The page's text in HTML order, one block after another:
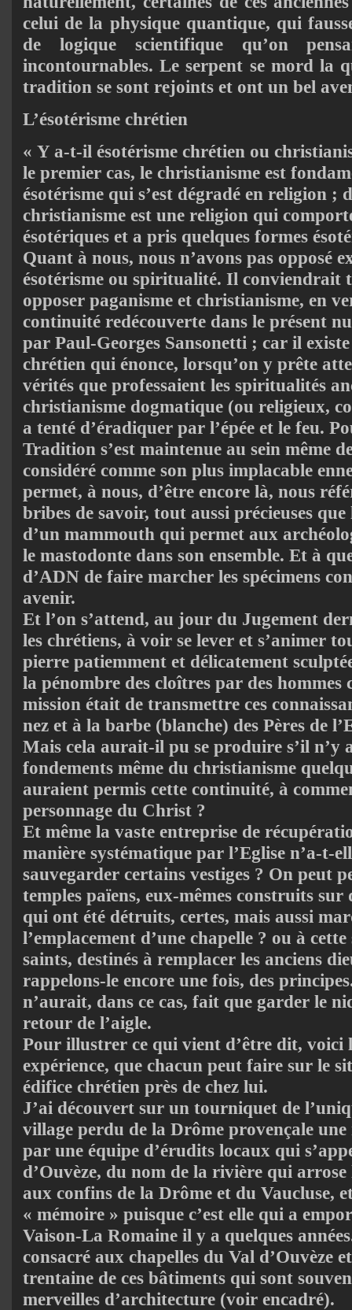
celui de la physique quantique, qui
de logique scientifique qu’on
incontournables. Le serpent se mord la
tradition se sont rejoints et ont un bel
L’ésotérisme chrétien
« Y a-t-il ésotérisme chrétien ou
le premier cas, le christianisme est
ésotérisme qui s’est dégradé en religion ;
christianisme est une religion qui
ésotériques et a pris quelques formes
Quant à nous, nous n’avons pas opposé
ésotérisme ou spiritualité. Il conviendrait
opposer paganisme et christianisme, en
continuité redécouverte dans le présent
par Paul-Georges Sansonetti ; car il
chrétien qui énonce, lorsqu’on y prête
vérités que professaient les spiritualités
christianisme dogmatique (ou religieux,
a tenté d’éradiquer par l’épée et le feu.
Tradition s’est maintenue au sein même
considéré comme son plus implacable
permet, à nous, d’être encore là, nous
bribes de savoir, tout aussi précieuses
d’un mammouth qui permet aux
le mastodonte dans son ensemble. Et à
d’ADN de faire marcher les spécimens
avenir.
Et l’on s’attend, au jour du Jugement
les chrétiens, à voir se lever et s’animer
pierre patiemment et délicatement
la pénombre des cloîtres par des
mission était de transmettre ces
nez et à la barbe (blanche) des Pères de
Mais cela aurait-il pu se produire s’il n’y
fondements même du christianisme
auraient permis cette continuité, à
personnage du Christ ?
Et même la vaste entreprise de
manière systématique par l’Eglise n’a-t-
sauvegarder certains vestiges ? On peut
temples païens, eux-mêmes construits
qui ont été détruits, certes, mais aussi
l’emplacement d’une chapelle ? ou à
saints, destinés à remplacer les anciens
rappelons-le encore une fois, des
n’aurait, dans ce cas, fait que garder le
retour de l’aigle.
Pour illustrer ce qui vient d’être dit, voici
expérience, que chacun peut faire sur le
édifice chrétien près de chez lui.
J’ai découvert sur un tourniquet de
village perdu de la Drôme provençale
par une équipe d’érudits locaux qui
d’Ouvèze, du nom de la rivière qui arrose
aux confins de la Drôme et du Vaucluse,
« mémoire » puisque c’est elle qui a
Vaison-La Romaine il y a quelques
consacré aux chapelles du Val d’Ouvèze
trentaine de ces bâtiments qui sont
merveilles d’architecture (voir encadré).